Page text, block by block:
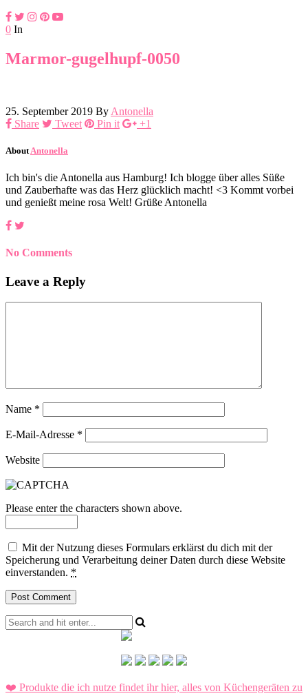
0 In
Marmor-gugelhupf-0050
25. September 2019 By Antonella
Share
Tweet Pin it +1
About Antonella
Ich bin's die Antonella aus Hamburg! Ich blogge über alles Süße
und Zauberhafte was das Herz glücklich macht! <3 Kommt vorbei
und genießt meine rosa Welt! Grüße Antonella
No Comments
Leave a Reply
Name *
E-Mail-Adresse *
Website
Please enter the characters shown above.
Mit der Nutzung dieses Formulars erklärst du dich mit der
Speicherung und Verarbeitung deiner Daten durch diese Website
einverstanden. *
❤️ Produkte die ich nutze findet ihr hier, alles von Küchengeräten zu